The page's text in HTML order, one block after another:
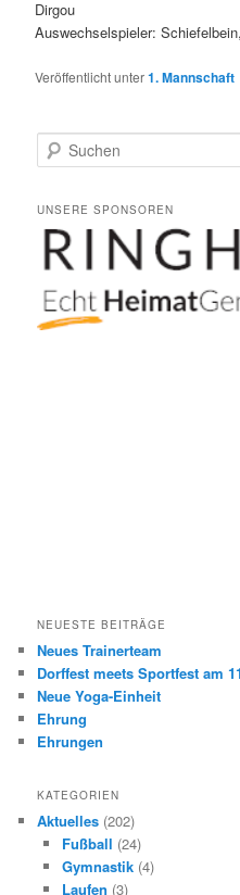
Dirgou
Auswechselspieler:
Veröffentlicht unter1. Mannschaft
u
h
e
UNSERE SPONSOREN
NEUESTE BEITRÄGE
Neues Trainerteam
Dorffest meets Sportfest am
Neue Yoga-Einheit
Ehrung
Ehrungen
KATEGORIEN
Aktuelles (202)
Fußball (24)
Gymnastik(4)
Laufen (3)